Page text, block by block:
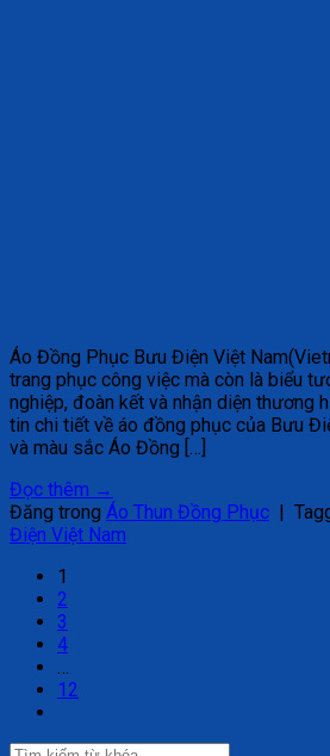
Áo Đồng Phục Bưu Điện Việt
trang phục công việc mà còn là biểu
nghiệp, đoàn kết và nhận diện thương
tin chi tiết về áo đồng phục của Bưu
và màu sắc Áo Đồng […]
Đọc thêm →
Đăng trong Áo Thun Đồng Phục |
Điện Việt Nam
1
2
3
4
12